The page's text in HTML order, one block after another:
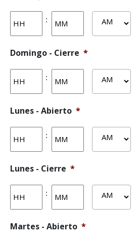
:
Domingo - Cierre *
:
Lunes - Abierto *
:
Lunes - Cierre *
:
Martes - Abierto *